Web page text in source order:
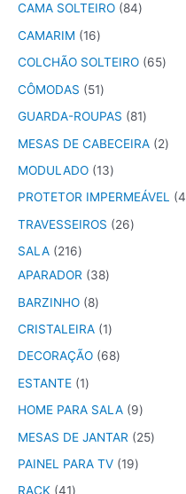
CAMA SOLTEIRO
84
CAMARIM
16
COLCHÃO SOLTEIRO
65
CÔMODAS
51
GUARDA-ROUPAS
81
MESAS DE CABECEIRA
2
MODULADO 13
PROTETOR IMPERMEÁVEL
4
TRAVESSEIROS
26
SALA
216
APARADOR
38
BARZINHO
8
CRISTALEIRA 1
DECORAÇÃO
68
ESTANTE 1
HOME PARA SALA
9
MESAS DE JANTAR
25
PAINEL PARA TV 19
RACK 41